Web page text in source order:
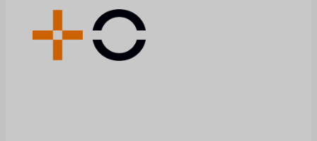
médicaments, les
brevets et d'autres
facteurs jouent un
rôle prépondérant.